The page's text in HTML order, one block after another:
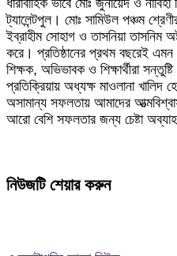
ধারাবাহিক ভাবে মোঃ জুনায়েদ ও
ট্যালেন্টপুল। মোঃ সামিউল পঞ্চম
ইব্রাহীম সোহাগ ও তাসনিয়া তাসনিম
করে। প্রতিষ্ঠানের প্রথম বছরেই এমন
শিক্ষক, অভিভাবক ও শিক্ষার্থীরা
প্রতিক্রিয়ায় অধ্যক্ষ মাওলানা
অসামান্য সফলতায় আমাদের
আরো বেশি সফলতার জন্য চেষ্টা
নিউজটি শেয়ার করুন